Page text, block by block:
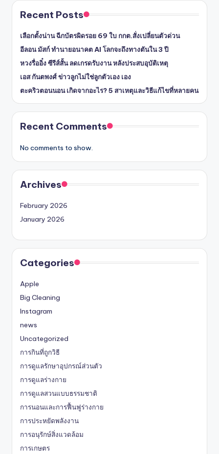
Recent Posts
เลือกตั้งน่าน ฉีกบัตรผิดรอย 69 ใบ กกต.สั่งเปลี่ยนตัวด่วน
อีลอน มัสก์ ทำนายอนาคต AI โลกจะถึงทางตันใน 3 ปี
หวงรื่ออิ๋ง ซีรีส์สั้น ลดเกรดรับงาน หลังประสบอุบัติเหตุ
เอส กันตพงศ์ ข่าวลูกไม่ใช่ลูกตัวเอง เอง
ตะคริวตอนนอน เกิดจากอะไร? 5 สาเหตุและวิธีแก้ไขที่หลายคน
Recent Comments
No comments to show.
Archives
February 2026
January 2026
Categories
Apple
Big Cleaning
Instagram
news
Uncategorized
การกินที่ถูกวิธี
การดูแลรักษาอุปกรณ์ส่วนตัว
การดูแลร่างกาย
การดูแลสวนแบบธรรมชาติ
การนอนและการฟื้นฟูร่างกาย
การประหยัดพลังงาน
การอนุรักษ์สิ่งแวดล้อม
การเกษตร